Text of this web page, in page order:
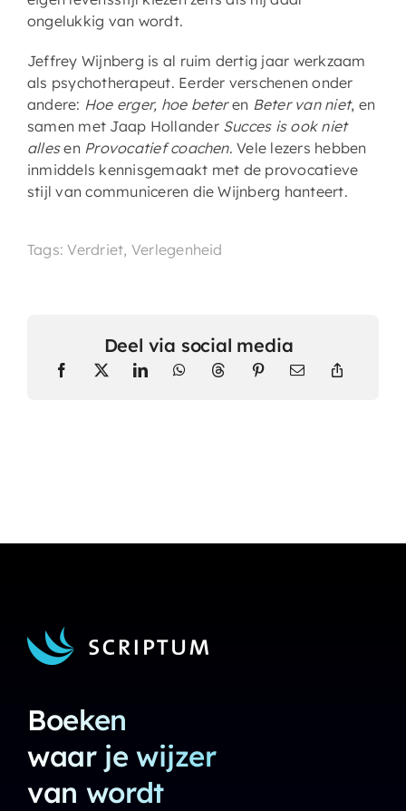
ongelukkig van wordt.
Jeffrey Wijnberg is al ruim dertig jaar werkzaam
als psychotherapeut. Eerder verschenen onder
andere: Hoe erger, hoe beteren Beter van niet, en
samen met Jaap Hollander Succes is ook niet
allesen Provocatief coachen. Vele lezers hebben
inmiddels kennisgemaakt met de provocatieve
stijl van communiceren die Wijnberg hanteert.
Tags: Verdriet, Verlegenheid
Deel via social media
Boeken
waar je wijzer
van wordt